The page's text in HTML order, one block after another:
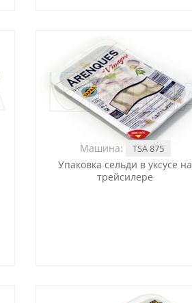
Упаковка сельди в уксусе на
трейсилере
Машина: TSA 875